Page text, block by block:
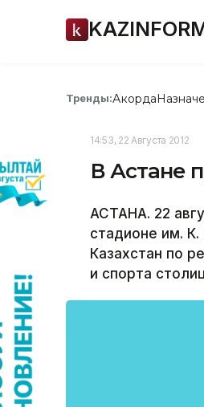
Тренды:Акорда
14:53, 22 Августа 2012
В Астане
АСТАНА. 22
стадионе им.
Казахстан по
и спорта